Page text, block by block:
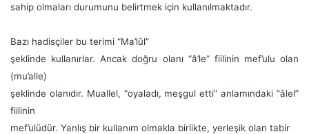
sahip olmaları durumunu belirtmek için kullanılmaktadır.
Bazı hadisçiler bu terimi “Ma’lûl”
şeklinde kullanırlar. Ancak doğru olanı “â’le” fiilinin mef’ulu olan
(mu’alle)
şeklinde olanıdır. Muallel, “oyaladı, meşgul etti” anlamındaki “âlel”
fiilinin
mef’ulüdür. Yanlış bir kullanım olmakla birlikte, yerleşik olan tabir